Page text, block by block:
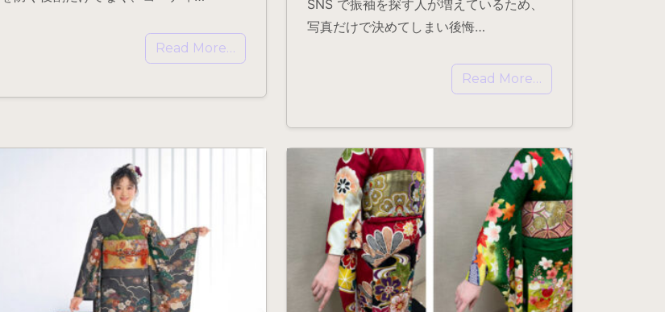
Read More…
SNS で振袖を探す人が増えているため、
写真だけで決めてしまい後悔…
Read More…